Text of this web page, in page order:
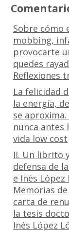
Sobre cómo
mobbing,
provocarte
quedes
Reflexiones
La felicidad
la energía,
se
nunca antes
vida low cost
II. Un librito
defensa de
e Inés
Memorias
carta de
la tesis
Inés López